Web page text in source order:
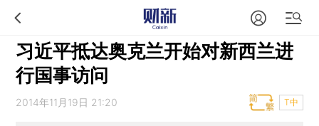
习近平抵达奥克兰开始对新西兰进
行国事访问
2014年11月19日 21:20 T中